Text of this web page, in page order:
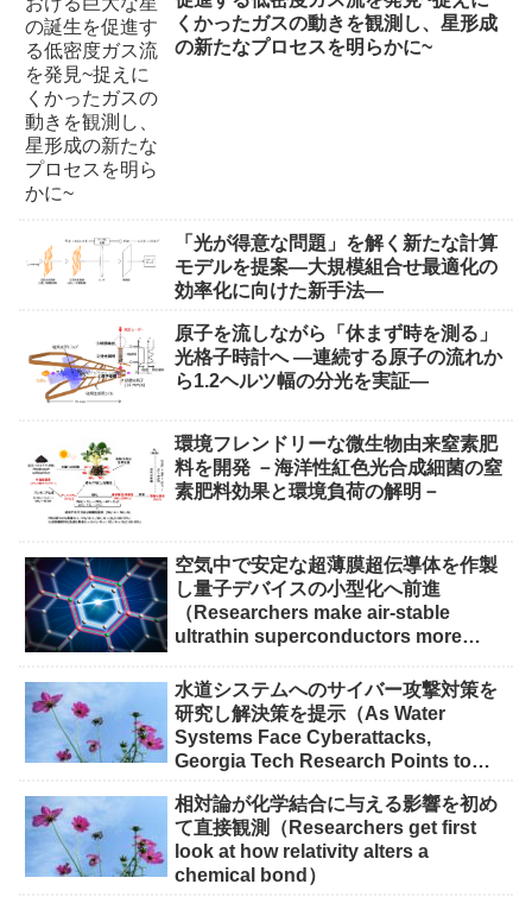
くかったガスの動きを観測し、星形成
の新たなプロセスを明らかに~
「光が得意な問題」を解く新たな計算
モデルを提案―大規模組合せ最適化の
効率化に向けた新手法―
原子を流しながら「休まず時を測る」
光格子時計へ ―連続する原子の流れか
ら1.2ヘルツ幅の分光を実証―
環境フレンドリーな微生物由来窒素肥
料を開発 －海洋性紅色光合成細菌の窒
素肥料効果と環境負荷の解明－
空気中で安定な超薄膜超伝導体を作製
し量子デバイスの小型化へ前進
（Researchers make air-stable
ultrathin superconductors more
水道システムへのサイバー攻撃対策を
研究し解決策を提示（As Water
Systems Face Cyberattacks,
Georgia Tech Research Points to
相対論が化学結合に与える影響を初め
て直接観測（Researchers get first
look at how relativity alters a
chemical bond）